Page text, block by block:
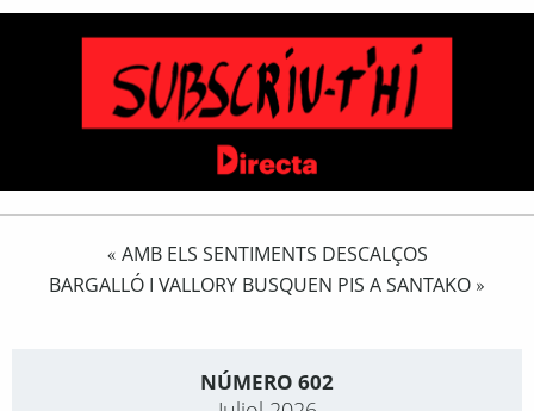
« AMB ELS SENTIMENTS DESCALÇOS
BARGALLÓ I VALLORY BUSQUEN PIS A SANTAKO »
NÚMERO 602